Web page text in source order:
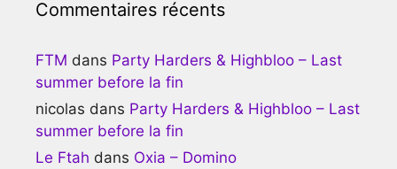
Commentaires récents
FTM dans Party Harders & Highbloo – Last
summer before la fin
nicolas dans Party Harders & Highbloo – Last
summer before la fin
Le Ftah dans Oxia – Domino